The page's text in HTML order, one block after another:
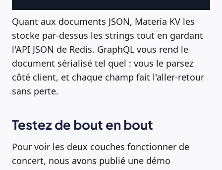
Quant aux documents JSON, Materia KV les
stocke par-dessus les strings tout en gardant
l'API JSON de Redis. GraphQL vous rend le
document sérialisé tel quel : vous le parsez
côté client, et chaque champ fait l'aller-retour
sans perte.
Testez de bout en bout
Pour voir les deux couches fonctionner de
concert, nous avons publié une démo